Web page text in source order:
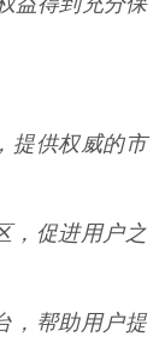
提供权威的市
，促进用户之
，帮助用户提